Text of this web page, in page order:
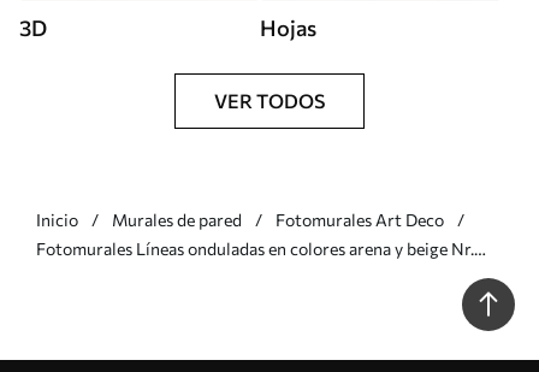
3D Hojas
VER TODOS
Inicio Murales de pared
Fotomurales Art Deco
Fotomurales Líneas onduladas en colores arena y beige Nr.